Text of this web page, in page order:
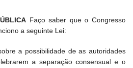
Faço saber que o Congresso
a seguinte Lei:
a possibilidade de as autoridades
a separação consensual e o